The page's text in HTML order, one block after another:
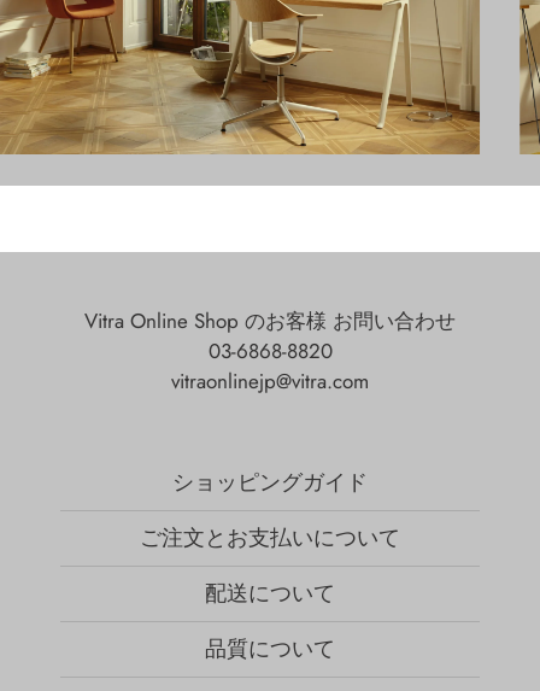
Vitra Online Shop のお客様 お問い合わせ
03-6868-8820
vitraonlinejp@vitra.com
ショッピングガイド
ご注文とお支払いについて
配送について
品質について